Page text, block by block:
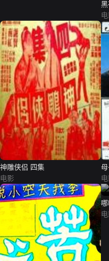
神雕侠侣 四集
电影
母